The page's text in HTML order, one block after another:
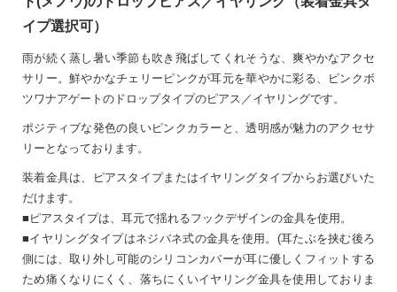
イプ選択可）
雨が続く蒸し暑い季節も吹き飛ばしてくれそうな、爽やかなアクセ
サリー。鮮やかなチェリーピンクが耳元を華やかに彩る、ピンクボ
ツワナアゲートのドロップタイプのピアス／イヤリングです。
ポジティブな発色の良いピンクカラーと、透明感が魅力のアクセサ
リーとなっております。
装着金具は、ピアスタイプまたはイヤリングタイプからお選びいた
だけます。
■ピアスタイプは、耳元で揺れるフックデザインの金具を使用。
■イヤリングタイプはネジバネ式の金具を使用。(耳たぶを挟む後ろ
側には、取り外し可能のシリコンカバーが耳に優しくフィットする
ため痛くなりにくく、落ちにくいイヤリング金具を使用しておりま